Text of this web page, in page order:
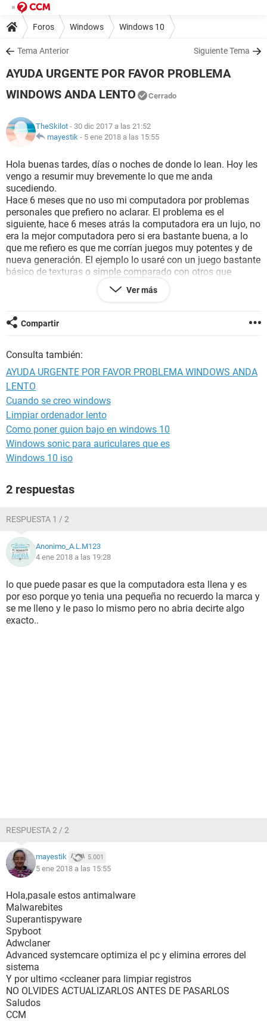
Foros Windows Windows 10
Tema Anterior Siguiente Tema
AYUDA URGENTE POR FAVOR PROBLEMA
WINDOWS ANDA LENTO
Cerrado
TheSkilot - 30 dic 2017 a las 21:52
mayestik - 5 ene 2018 a las 15:55
Hola buenas tardes, días o noches de donde lo lean. Hoy les
vengo a resumir muy brevemente lo que me anda
sucediendo.
Hace 6 meses que no uso mi computadora por problemas
personales que prefiero no aclarar. El problema es el
siguiente, hace 6 meses atrás la computadora era un lujo, no
era la mejor computadora pero si era bastante buena, a lo
que me refiero es que me corrían juegos muy potentes y de
nueva generación. El ejemplo lo usaré con un juego bastante
básico de texturas o simple comparado con otros que
jugaba. El CSGO me andaba perfecto y lo jugaba con
gráficos ultra y en 1920x1080. En el día de ayer volví a jugar
no tengo descargando nada, ni en 1280x720 me va bien, se
me ve trabado, como pasa en otros juegos como el Sims 4 y
Sinceramente no se que le paso a mi computadora pero
anda muy mal. Si alguien me puede recomendar algo se los
agradecería. Descargue y use antivirus y ccleaner pero sigue
andando igual. Gracias y espero alguna solución.
Ver más
Compartir
Consulta también:
AYUDA URGENTE POR FAVOR PROBLEMA WINDOWS ANDA
LENTO
Cuando se creo windows
Limpiar ordenador lento
Como poner guion bajo en windows 10
Windows sonic para auriculares que es
Windows 10 iso
2 respuestas
RESPUESTA 1 / 2
Anonimo_A.L.M123
4 ene 2018 a las 19:28
lo que puede pasar es que la computadora esta llena y es
por eso porque yo tenia una pequeña no recuerdo la marca y
se me lleno y le paso lo mismo pero no abria decirte algo
exacto..
RESPUESTA 2 / 2
mayestik 5.001
5 ene 2018 a las 15:55
Hola,pasale estos antimalware
Malwarebites
Superantispyware
Spyboot
Adwclaner
Advanced systemcare optimiza el pc y elimina errores del
sistema
Y por ultimo <ccleaner para limpiar registros
NO OLVIDES ACTUALIZARLOS ANTES DE PASARLOS
Saludos
CCM